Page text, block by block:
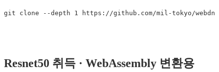
Resnet50 취득 · WebAssembly 변환용